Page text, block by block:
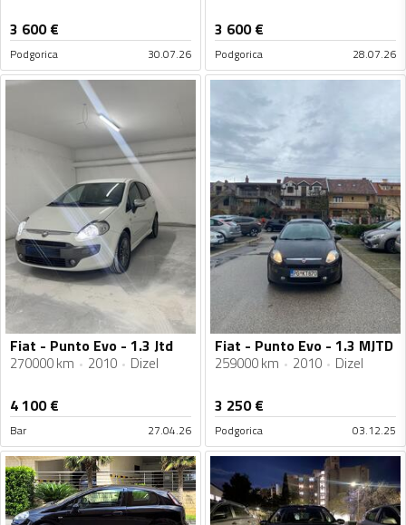
3 600€
Podgorica 30.07.26
3 600€
Podgorica 28.07.26
Fiat - Punto Evo - 1.3 Jtd
270000 km 2010 Dizel
4 100€
Bar 27.04.26
Fiat - Punto Evo - 1.3 MJTD
259000 km 2010 Dizel
3 250€
Podgorica 03.12.25